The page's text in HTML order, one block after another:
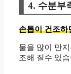
4. 수분부
손톱이 건조하
물을 많이 만
조해 질수 있